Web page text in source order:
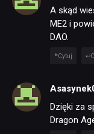
A skąd
ME2 i
DAO.
Cytuj
Dzięki za
Dragon